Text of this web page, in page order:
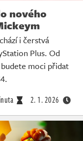
nového
i čerstvá
Plus. Od
moci přidat
2. 1. 2026